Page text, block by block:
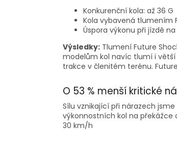
Konkurenční kola: až 36 G
Kola vybavená tlumením
Úspora výkonu při jízdě
Výsledky: Tlumení Future
modelům kol navíc tlumí i větší
trakce v členitém terénu.
O 53 % menší kritické
Sílu vznikající při nárazech
výkonnostních kol na překážce
30 km/h